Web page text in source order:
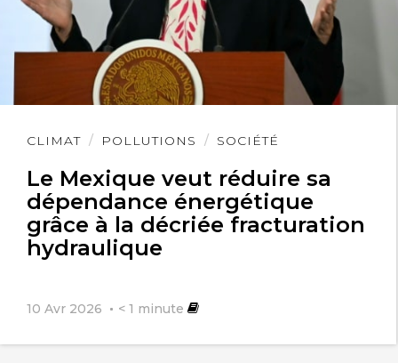
CLIMAT POLLUTIONS SOCIÉTÉ
Le Mexique veut réduire sa
dépendance énergétique
grâce à la décriée fracturation
hydraulique
10 Avr 2026 < 1 minute
Lire